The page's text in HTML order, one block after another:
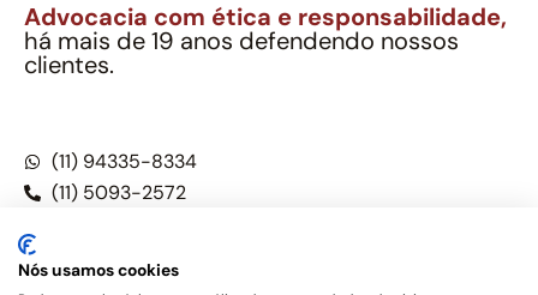
Advocacia com ética e responsabilidade,
há mais de 19 anos defendendo nossos
clientes.
(11) 94335-8334
(11) 5093-2572
Nós usamos cookies